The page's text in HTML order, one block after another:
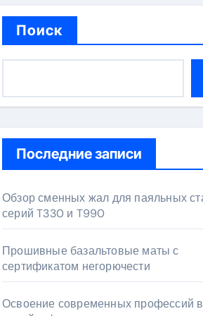
Поиск
Последние записи
Обзор сменных жал для паяльных
серий T330 и T990
Прошивные базальтовые маты с
сертификатом негорючести
Освоение современных профессий в